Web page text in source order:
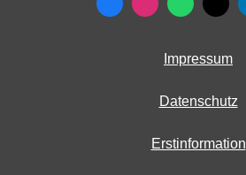
Impressum
Datenschutz
Erstinformation